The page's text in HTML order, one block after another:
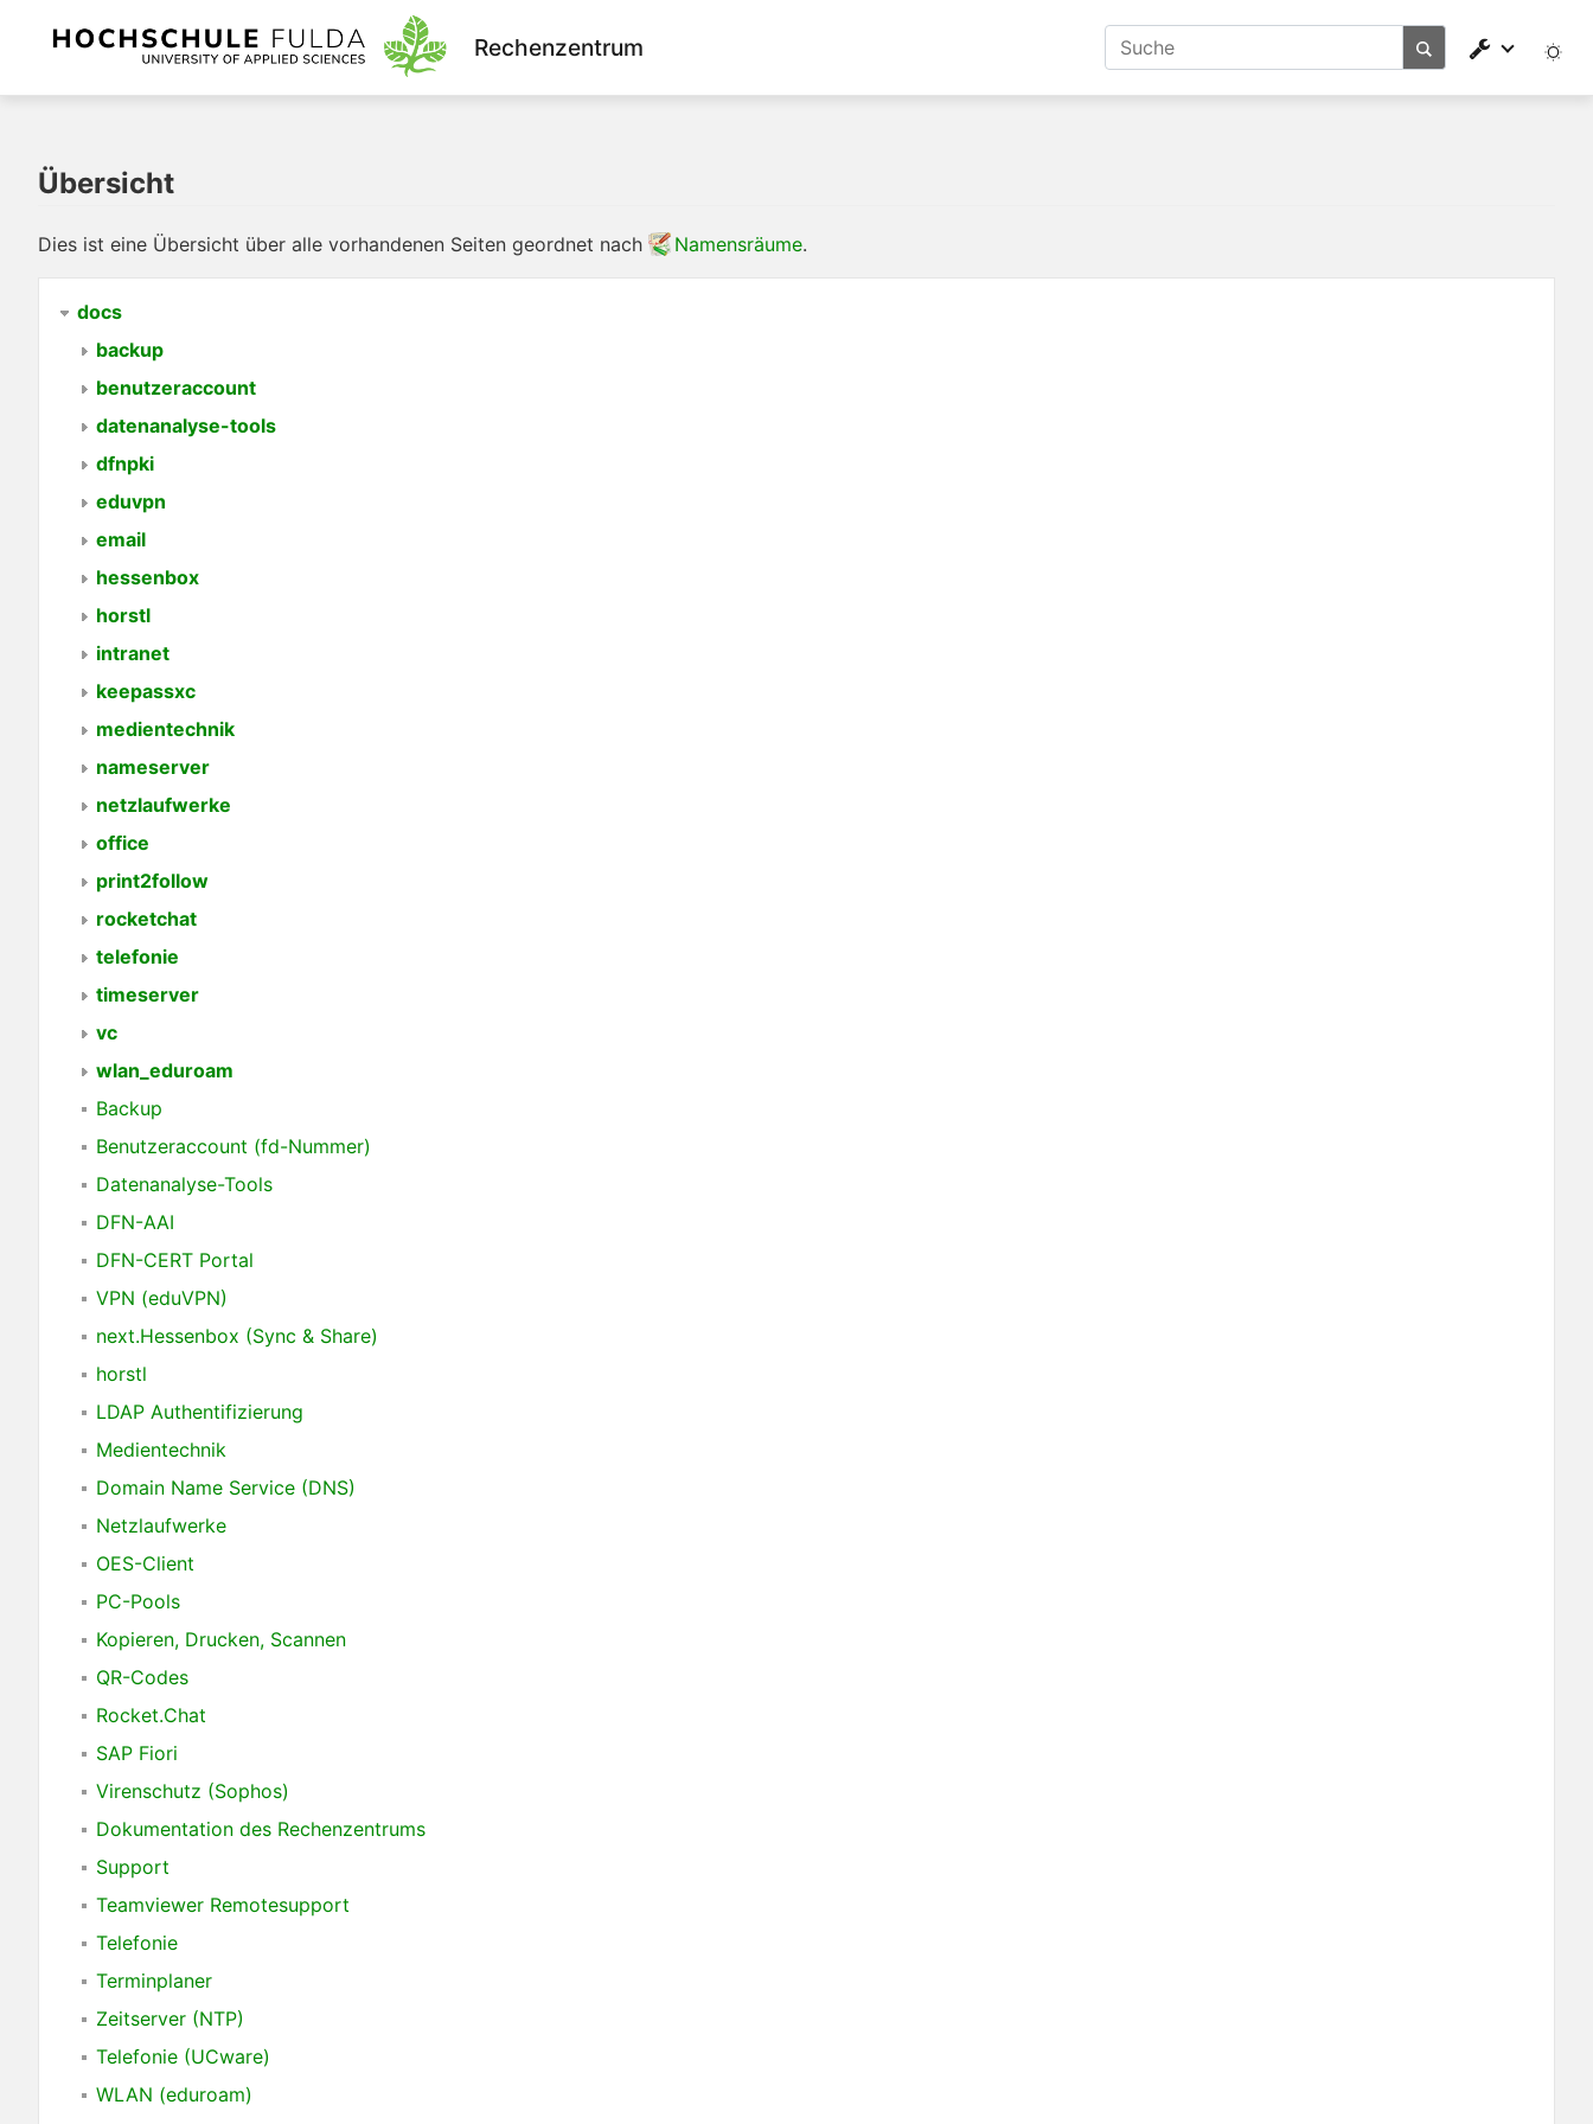
Rechenzentrum
Übersicht
Dies ist eine Übersicht über alle vorhandenen Seiten geordnet nach Namensräume.
docs
backup
benutzeraccount
datenanalyse-tools
dfnpki
eduvpn
email
hessenbox
horstl
intranet
keepassxc
medientechnik
nameserver
netzlaufwerke
office
print2follow
rocketchat
telefonie
timeserver
vc
wlan_eduroam
Backup
Benutzeraccount (fd-Nummer)
Datenanalyse-Tools
DFN-AAI
DFN-CERT Portal
VPN (eduVPN)
next.Hessenbox (Sync & Share)
horstl
LDAP Authentifizierung
Medientechnik
Domain Name Service (DNS)
Netzlaufwerke
OES-Client
PC-Pools
Kopieren, Drucken, Scannen
QR-Codes
Rocket.Chat
SAP Fiori
Virenschutz (Sophos)
Dokumentation des Rechenzentrums
Support
Teamviewer Remotesupport
Telefonie
Terminplaner
Zeitserver (NTP)
Telefonie (UCware)
WLAN (eduroam)